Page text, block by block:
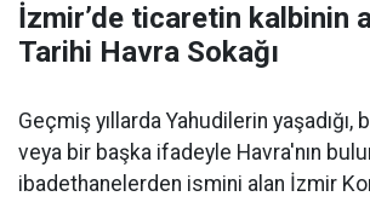
İzmir’de ticaretin kalbinin
Tarihi Havra Sokağı
Geçmiş yıllarda Yahudilerin yaşadığı,
veya bir başka ifadeyle Havra'nın
ibadethanelerden ismini alan İzmir